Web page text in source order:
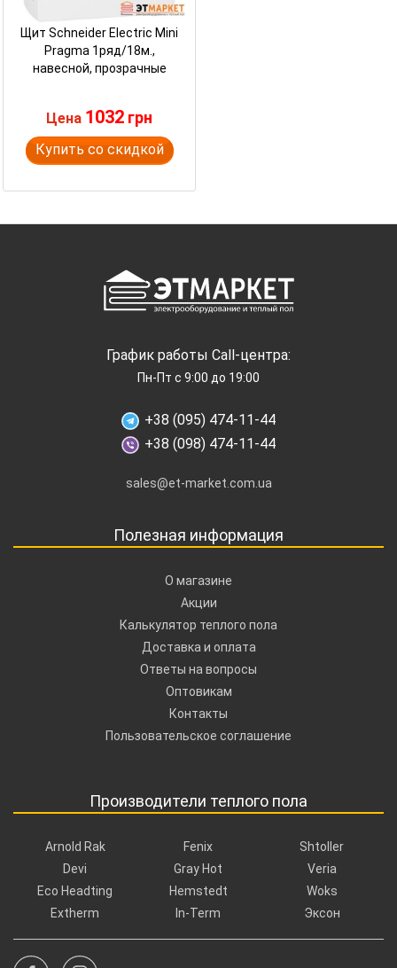
Щит Schneider Electric Mini
Pragma 1ряд/18м.,
навесной, прозрачные
Цена 1032 грн
Купить со скидкой
График работы Call-центра:
Пн-Пт с 9:00 до 19:00
+38 (095) 474-11-44
+38 (098) 474-11-44
sales@et-market.com.ua
Полезная информация
О магазине
Акции
Калькулятор теплого пола
Доставка и оплата
Ответы на вопросы
Оптовикам
Контакты
Пользовательское соглашение
Производители теплого пола
Arnold Rak
Devi
Eco Headting
Extherm
Fenix
Gray Hot
Hemstedt
In-Term
Shtoller
Veria
Woks
Эксон